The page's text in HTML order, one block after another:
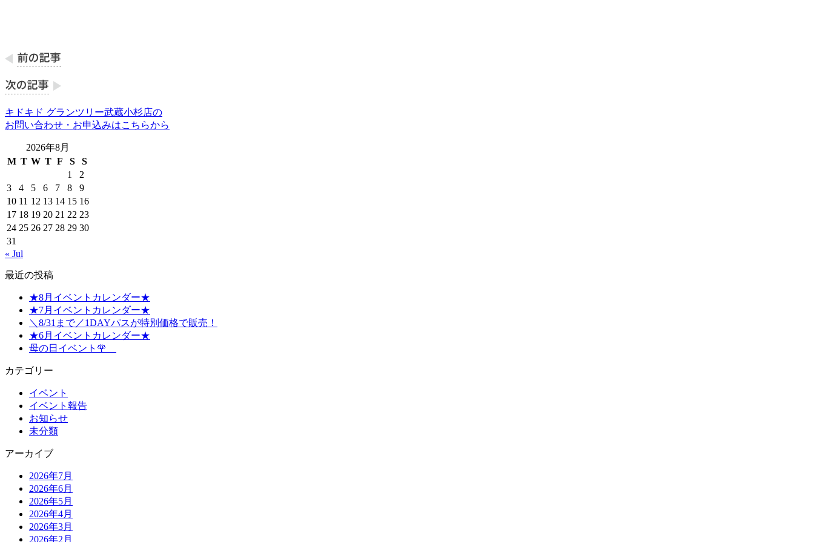
キドキド グランツリー武蔵小杉店の
お問い合わせ・お申込みはこちらから
2026年8月
M T W T F S
S
1
2
3
4 5 6 7 8
9
10 11 12 13 14 15 16
17 18 19 20 21 22 23
24 25 26 27 28 29 30
31
« Jul
最近の投稿
★8月イベントカレンダー★
★7月イベントカレンダー★
＼8/31まで／1DAYパスが特別価格で販売！
★6月イベントカレンダー★
母の日イベント🌹
カテゴリー
イベント
イベント報告
お知らせ
未分類
アーカイブ
2026年7月
2026年6月
2026年5月
2026年4月
2026年3月
2026年2月